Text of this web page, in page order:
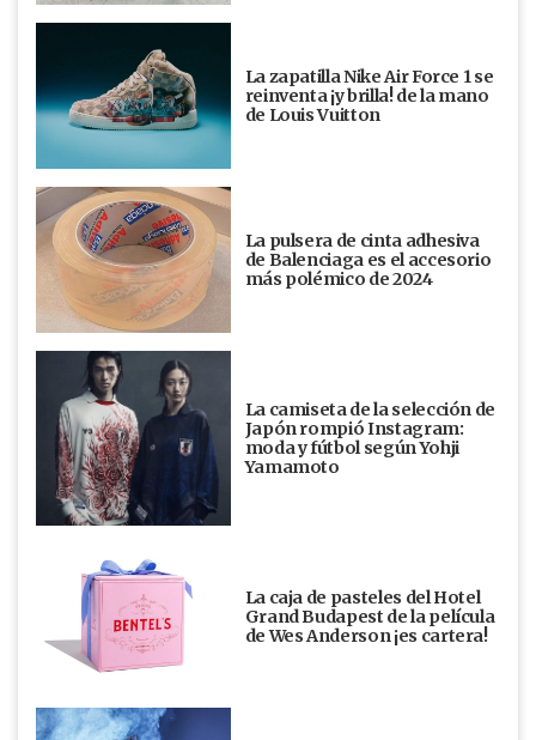
La zapatilla Nike Air Force 1 se
reinventa ¡y brilla! de la mano
de Louis Vuitton
La pulsera de cinta adhesiva
de Balenciaga es el accesorio
más polémico de 2024
La camiseta de la selección de
Japón rompió Instagram:
moda y fútbol según Yohji
Yamamoto
La caja de pasteles del Hotel
Grand Budapest de la película
de Wes Anderson ¡es cartera!